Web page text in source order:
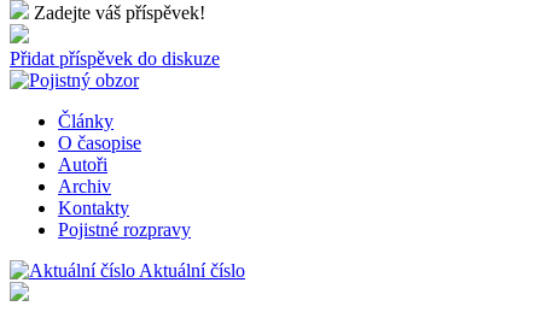
Zadejte váš příspěvek!
Přidat příspěvek do diskuze
Články
O časopise
Autoři
Archiv
Kontakty
Pojistné rozpravy
Aktuální číslo